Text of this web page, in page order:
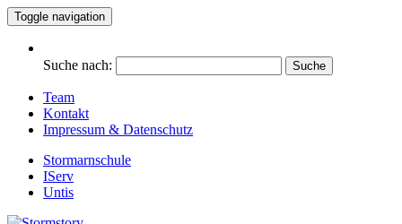
Toggle navigation
Suche nach:
Team
Kontakt
Impressum & Datenschutz
Stormarnschule
IServ
Untis